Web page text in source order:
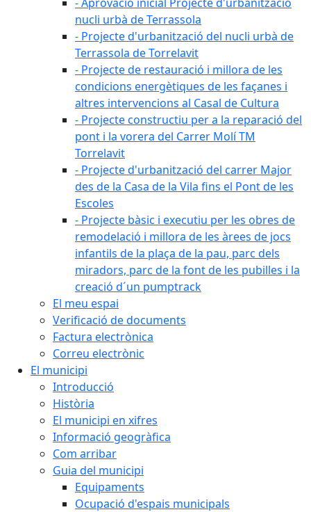
nucli urbà de Terrassola
- Projecte d'urbanització del nucli urbà de
Terrassola de Torrelavit
- Projecte de restauració i millora de les
condicions energètiques de les façanes i
altres intervencions al Casal de Cultura
- Projecte constructiu per a la reparació del
pont i la vorera del Carrer Molí TM
Torrelavit
- Projecte d'urbanització del carrer Major
des de la Casa de la Vila fins el Pont de les
Escoles
- Projecte bàsic i executiu per les obres de
remodelació i millora de les àrees de jocs
infantils de la plaça de la pau, parc dels
miradors, parc de la font de les pubilles i la
creació d´un pumptrack
El meu espai
Verificació de documents
Factura electrònica
Correu electrònic
El municipi
Introducció
Història
El municipi en xifres
Informació geogràfica
Com arribar
Guia del municipi
Equipaments
Ocupació d'espais municipals